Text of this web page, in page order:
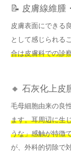
📝 皮膚線維腫
皮膚表面にできる
として感じられる
合は皮膚科での診
🔸 石灰化上皮
毛母細胞由来の良
ます。耳周辺に生
うな」感触が特徴
が、外科的切除で